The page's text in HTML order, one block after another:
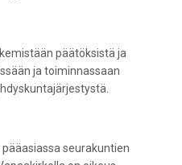
päätöksistä ja
ja toiminnassaan
seurakuntien